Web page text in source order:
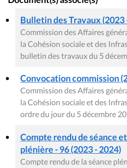
Bulletin des Travaux (2023
Commission des Affaires
la Cohésion sociale et des
bulletin des travaux du 5
Convocation commission
Commission des Affaires
la Cohésion sociale et des
ordre du jour du 5 décembre
Compte rendu de séance
plénière - 96 (2023 - 2024)
Compte rendu de la séance